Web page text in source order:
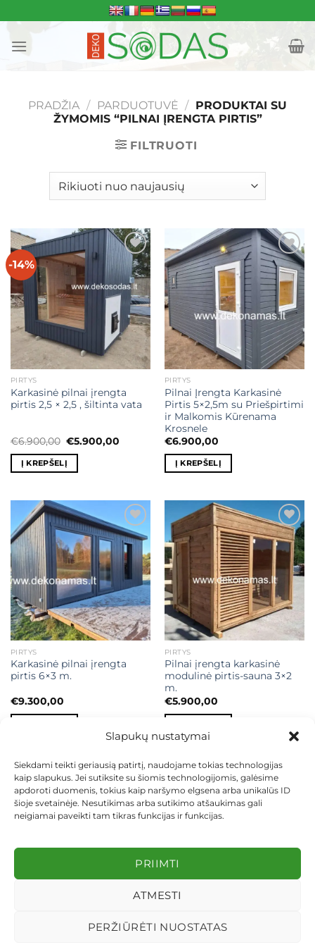
Slapukų nustatymai
Siekdami teikti geriausią patirtį, naudojame tokias technologijas
kaip slapukus. Jei sutiksite su šiomis technologijomis, galėsime
apdoroti duomenis, tokius kaip naršymo elgsena arba unikalūs ID
šioje svetainėje. Nesutikimas arba sutikimo atšaukimas gali
neigiamai paveikti tam tikras funkcijas ir funkcijas.
PRIIMTI
ATMESTI
PERŽIŪRĖTI NUOSTATAS
to
content
PRADŽIA / PARDUOTUVĖ / PRODUKTAI SU
ŽYMOMIS “PILNAI ĮRENGTA PIRTIS”
FILTRUOTI
-14% Mėgstamiausias
PIRTYS
Karkasinė pilnai įrengta
pirtis 2,5 × 2,5 , šiltinta vata
€6.900,00 Original
was:
€6.900,00.
€5.900,00Current
Į KREPŠELĮ
Mėgstamiausias
PIRTYS
Pilnai Įrengta Karkasinė
Pirtis 5×2,5m su Priešpirtimi
ir Malkomis Kūrenama
Krosnele
€6.900,00
Į KREPŠELĮ
Mėgstamiausias
PIRTYS
Karkasinė pilnai įrengta
pirtis 6×3 m.
€9.300,00
Mėgstamiausias
PIRTYS
Pilnai įrengta karkasinė
modulinė pirtis-sauna 3×2
m.
€5.900,00
KEITIMAS IR GRĄŽINIMAS
PRIVATUMO POLITIKA
Visos teisės saugomos 2026 ©dekosodas.lt